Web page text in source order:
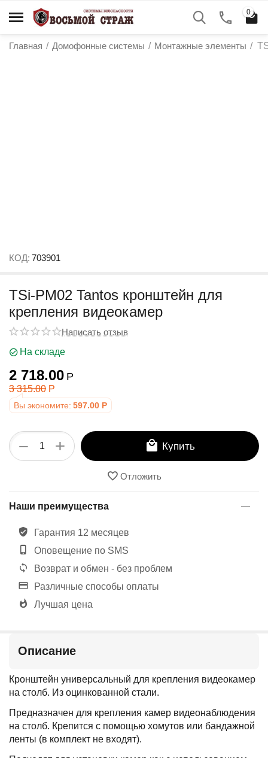
0
Главная / Домофонные системы / Монтажные элементы /
КОД: 703901
TSi-PM02 Tantos кронштейн для
крепления видеокамер
Написать отзыв
На складе
2 718.00 Р
3 315.00 Р
Вы экономите: 597.00 Р
+
− Купить
Отложить
Наши преимущества
Гарантия 12 месяцев
Оповещение по SMS
Возврат и обмен - без проблем
Различные способы оплаты
Лучшая цена
Описание
Кронштейн универсальный для крепления видеокамер
на столб. Из оцинкованной стали.
Предназначен для крепления камер видеонаблюдения
на столб. Крепится с помощью хомутов или бандажной
ленты (в комплект не входят).